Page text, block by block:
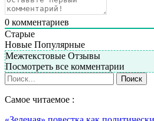
0 комментариев
Старые
Новые Популярные
Межтекстовые Отзывы
Посмотреть все комментарии
Самое читаемое :